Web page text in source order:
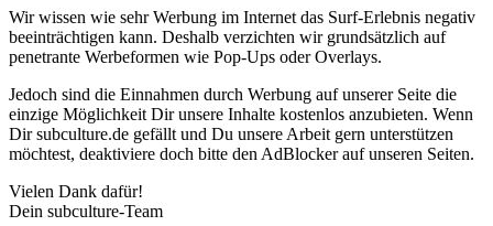
Wir wissen wie sehr Werbung im Internet das Surf-Erlebnis negativ
beeinträchtigen kann. Deshalb verzichten wir grundsätzlich auf
penetrante Werbeformen wie Pop-Ups oder Overlays.
Jedoch sind die Einnahmen durch Werbung auf unserer Seite die
einzige Möglichkeit Dir unsere Inhalte kostenlos anzubieten. Wenn
Dir subculture.de gefällt und Du unsere Arbeit gern unterstützen
möchtest, deaktiviere doch bitte den AdBlocker auf unseren Seiten.
Vielen Dank dafür!
Dein subculture-Team